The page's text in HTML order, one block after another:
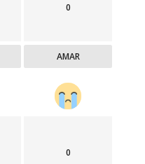
0
AMAR
0